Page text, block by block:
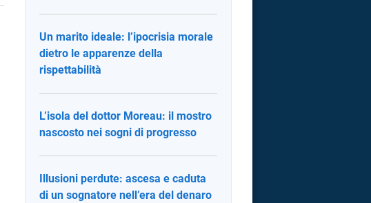
Un marito ideale: l’ipocrisia morale
dietro le apparenze della
rispettabilità
L’isola del dottor Moreau: il mostro
nascosto nei sogni di progresso
Illusioni perdute: ascesa e caduta
di un sognatore nell’era del denaro